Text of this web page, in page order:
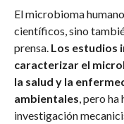
El microbioma
científicos, sino
prensa. Los estudios
caracterizar el
la salud y la
ambientales , pero
investigación